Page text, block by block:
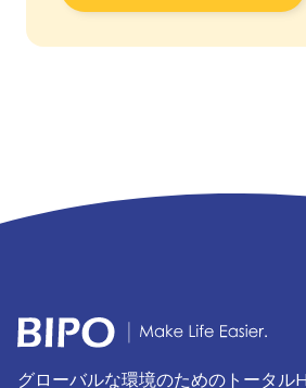
グローバルな環境のためのトータル